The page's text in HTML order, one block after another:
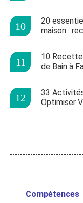
20
maison :
10
de Bain à
33
Optimiser
Compétences